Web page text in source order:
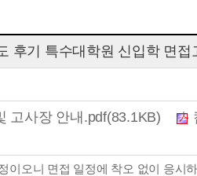
후기 특수대학원 신입학 면접
고사장 안내.pdf(83.1KB)
이오니 면접 일정에 착오 없이 응시